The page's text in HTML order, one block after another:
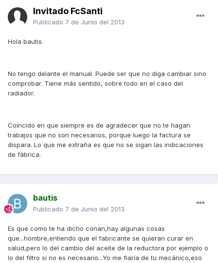
Invitado FcSanti
Publicado 7 de Junio del 2013
Hola bautis.
No tengo delante el manual. Puede ser que no diga cambiar sino
comprobar. Tiene más sentido, sobre todo en el caso del
radiador.
Coincido en que siempre es de agradecer que no te hagan
trabajos que no son necesarios, porque luego la factura se
dispara. Lo que me extraña es que no se sigan las indicaciones
de fábrica.
bautis
Publicado 7 de Junio del 2013
Es que como te ha dicho conan,hay algunas cosas
que...hombre,entiendo que el fabricante se quieran curar en
salud,pero lo del cambio del aceite de la reductora por ejemplo o
lo del filtro si no es necesario...Yo me fiaría de tu mecánico,eso